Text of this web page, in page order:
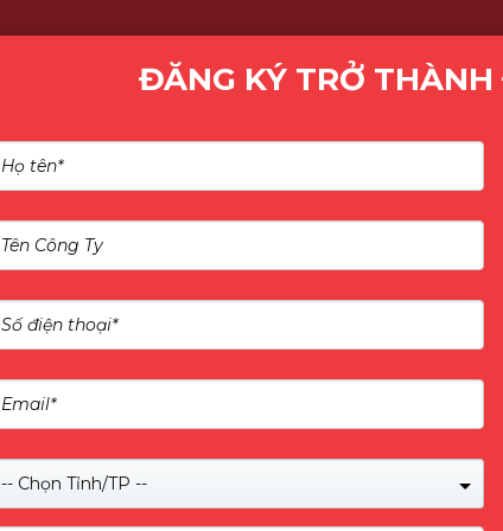
ĐĂNG KÝ TRỞ
-- Chọn Tỉnh/TP --